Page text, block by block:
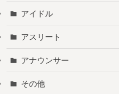
アイドル
アスリート
アナウンサー
その他